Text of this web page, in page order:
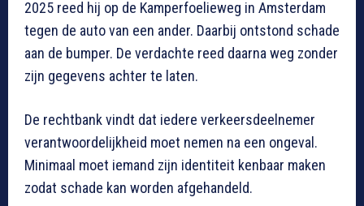
2025 reed hij op de Kamperfoelieweg in Amsterdam
tegen de auto van een ander. Daarbij ontstond schade
aan de bumper. De verdachte reed daarna weg zonder
zijn gegevens achter te laten.
De rechtbank vindt dat iedere verkeersdeelnemer
verantwoordelijkheid moet nemen na een ongeval.
Minimaal moet iemand zijn identiteit kenbaar maken
zodat schade kan worden afgehandeld.